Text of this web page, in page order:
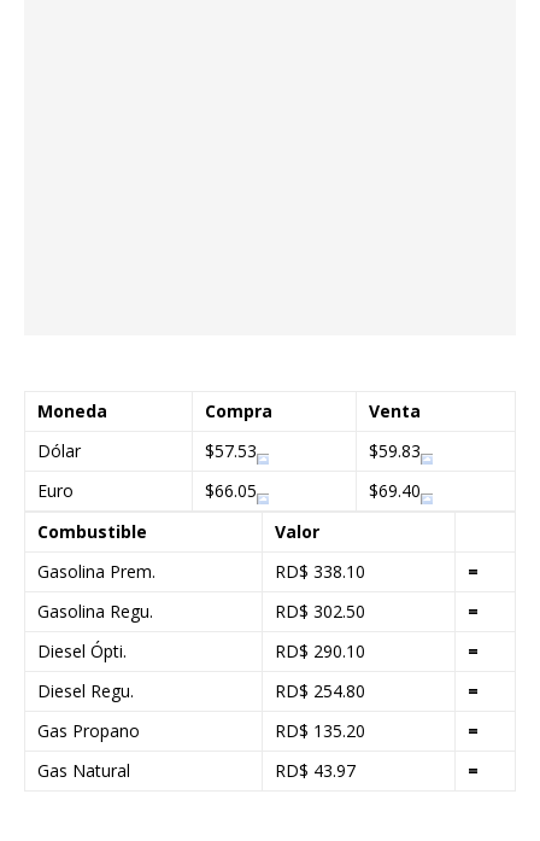
Moneda Compra
Venta
Dólar
$57.53
$59.83
Euro
$66.05
$69.40
Combustible
Valor
Gasolina Prem.
RD$ 338.10
=
Gasolina Regu.
RD$ 302.50
=
Diesel Ópti.
RD$ 290.10
=
Diesel Regu.
RD$ 254.80
=
Gas Propano
RD$ 135.20
=
Gas Natural
RD$ 43.97 =